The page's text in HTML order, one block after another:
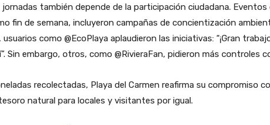
también depende de la participación ciudadana.
fin de semana, incluyeron campañas de concientización
como @EcoPlaya aplaudieron las iniciativas: “¡Gran
Sin embargo, otros, como @RivieraFan, pidieron más
recolectadas, Playa del Carmen reafirma su compromiso
natural para locales y visitantes por igual.